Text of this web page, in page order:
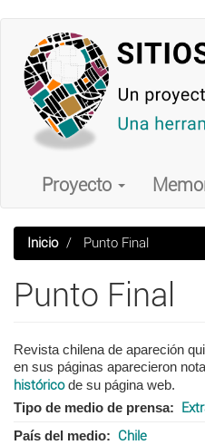
contenido
principal
Main
navigation
Proyecto
Inicio Punto Final
Punto Final
Revista chilena de apareción
en sus páginas aparecieron
históricode su página web.
Tipo de medio de prensa
País del medio Chile